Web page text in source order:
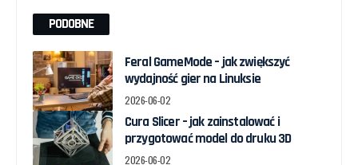
PODOBNE
Feral GameMode – jak zwiększyć
wydajność gier na Linuksie
2026-06-02
Cura Slicer – jak zainstalować i
przygotować model do druku 3D
2026-06-02